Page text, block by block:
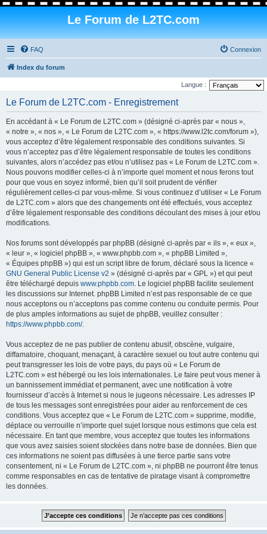
Le Forum de L2TC.com
FAQ Connexion
Index du forum
Langue :
Le Forum de L2TC.com - Enregistrement
En accédant à « Le Forum de L2TC.com » (désigné ci-après par « nous »,
« notre », « nos », « Le Forum de L2TC.com », « https://www.l2tc.com/forum »),
vous acceptez d’être légalement responsable des conditions suivantes. Si
vous n’acceptez pas d’être légalement responsable de toutes les conditions
suivantes, alors n’accédez pas et/ou n’utilisez pas « Le Forum de L2TC.com ».
Nous pouvons modifier celles-ci à n’importe quel moment et nous ferons tout
pour que vous en soyez informé, bien qu’il soit prudent de vérifier
régulièrement celles-ci par vous-même. Si vous continuez d’utiliser « Le Forum
de L2TC.com » alors que des changements ont été effectués, vous acceptez
d’être légalement responsable des conditions découlant des mises à jour et/ou
modifications.
Nos forums sont développés par phpBB (désigné ci-après par « ils », « eux »,
« leur », « logiciel phpBB », « www.phpbb.com », « phpBB Limited »,
« Équipes phpBB ») qui est un script libre de forum, déclaré sous la licence «
GNU General Public License v2 » (désigné ci-après par « GPL ») et qui peut
être téléchargé depuis www.phpbb.com. Le logiciel phpBB facilite seulement
les discussions sur Internet. phpBB Limited n’est pas responsable de ce que
nous acceptons ou n’acceptons pas comme contenu ou conduite permis. Pour
de plus amples informations au sujet de phpBB, veuillez consulter :
https://www.phpbb.com/.
Vous acceptez de ne pas publier de contenu abusif, obscène, vulgaire,
diffamatoire, choquant, menaçant, à caractère sexuel ou tout autre contenu qui
peut transgresser les lois de votre pays, du pays où « Le Forum de
L2TC.com » est hébergé ou les lois internationales. Le faire peut vous mener à
un bannissement immédiat et permanent, avec une notification à votre
fournisseur d’accès à Internet si nous le jugeons nécessaire. Les adresses IP
de tous les messages sont enregistrées pour aider au renforcement de ces
conditions. Vous acceptez que « Le Forum de L2TC.com » supprime, modifie,
déplace ou verrouille n’importe quel sujet lorsque nous estimons que cela est
nécessaire. En tant que membre, vous acceptez que toutes les informations
que vous avez saisies soient stockées dans notre base de données. Bien que
ces informations ne soient pas diffusées à une tierce partie sans votre
consentement, ni « Le Forum de L2TC.com », ni phpBB ne pourront être tenus
comme responsables en cas de tentative de piratage visant à compromettre
les données.